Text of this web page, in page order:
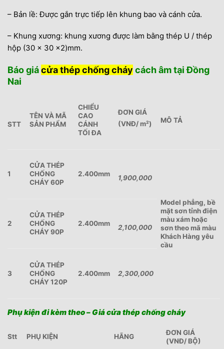
– Bản lề: Được gắn trực tiếp lên khung bao và cánh cửa.
– Khung xương: khung xương được làm bằng thép U / thép
hộp (30 x 30 x2)mm.
Báo giácửa thép chống cháy cách âm tại Đồng
Nai
STT
TÊN VÀ MÃ
SẢN PHẨM
CHIỂU
CAO
CÁNH
TỐI ĐA
ĐƠN GIÁ
(VNĐ/ m²)
MÔ TẢ
1
CỬA THÉP
CHỐNG
CHÁY 60P
2.400mm
1,900,000
Model phẳng, bề
mặt sơn tỉnh điện
màu xám hoặc
sơn theo mã màu
Khách Hàng yêu
cầu
2
CỬA THÉP
CHỐNG
CHÁY 90P
2.400mm
2,100,000
3
CỬA THÉP
CHỐNG
CHÁY 120P
2.400mm 2,300,000
Phụ kiện đi kèm theo – Giá cửa thép chống cháy
Stt PHỤ KIỆN HÃNG
ĐƠN GIÁ
(VNĐ/ BỘ)